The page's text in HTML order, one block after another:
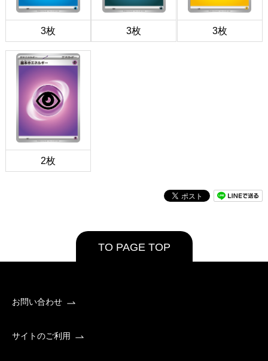
3枚 3枚 3枚
2枚
TO PAGE TOP
お問い合わせ
サイトのご利用